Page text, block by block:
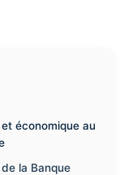
économique au
la Banque